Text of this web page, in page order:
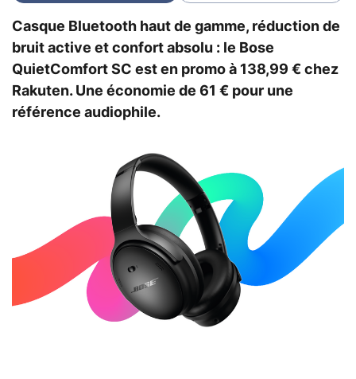
Casque Bluetooth haut de gamme, réduction de
bruit active et confort absolu : le Bose
QuietComfort SC est en promo à 138,99 € chez
Rakuten. Une économie de 61 € pour une
référence audiophile.